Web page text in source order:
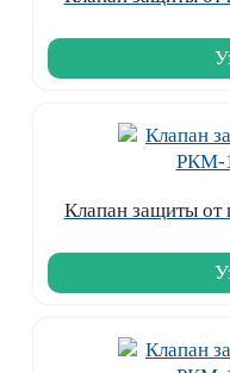
Клапан защиты